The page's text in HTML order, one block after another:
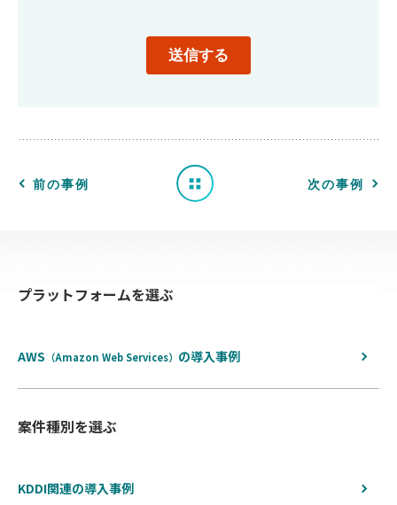
前の事例
例
一 次の事例
プラットフォームを選ぶ
AWS （Amazon Web Services） の導入事例
案件種別を選ぶ
KDDI関連の導入事例